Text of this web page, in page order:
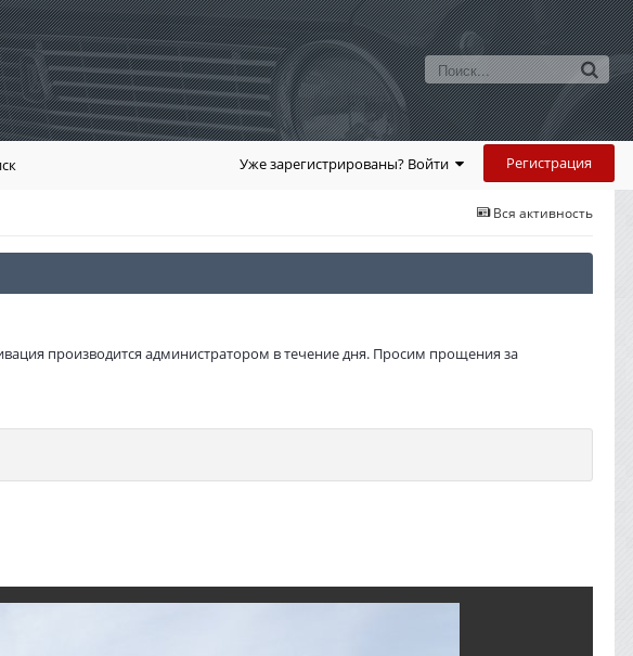
Уже зарегистрированы? Войти Регистрация
Вся активность
производится администратором в течение дня. Просим прощения за